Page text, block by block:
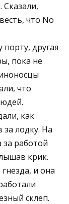
Сказали,
что No
другая
пока не
что
как
за лодку. На
за работой
крик.
и она
склеп.